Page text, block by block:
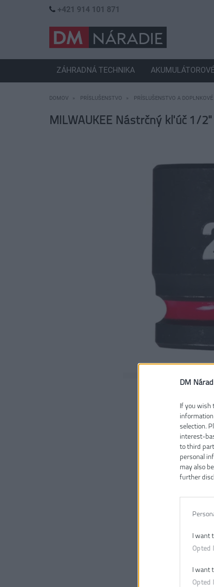
DM
If you wish
selection.
interest-
to third
personal
may also
further
I want
Opted
I want
Opted
DOMOV PRÍSLUŠENSTVO PRÍSLUŠENSTVO A
MILWAUKEE Nástrčný kľúč 1/2"
+421 914 101 871
ZÁHRADNÁ TECHNIKA